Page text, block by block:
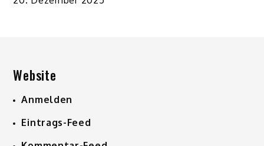
Website
Anmelden
Eintrags-Feed